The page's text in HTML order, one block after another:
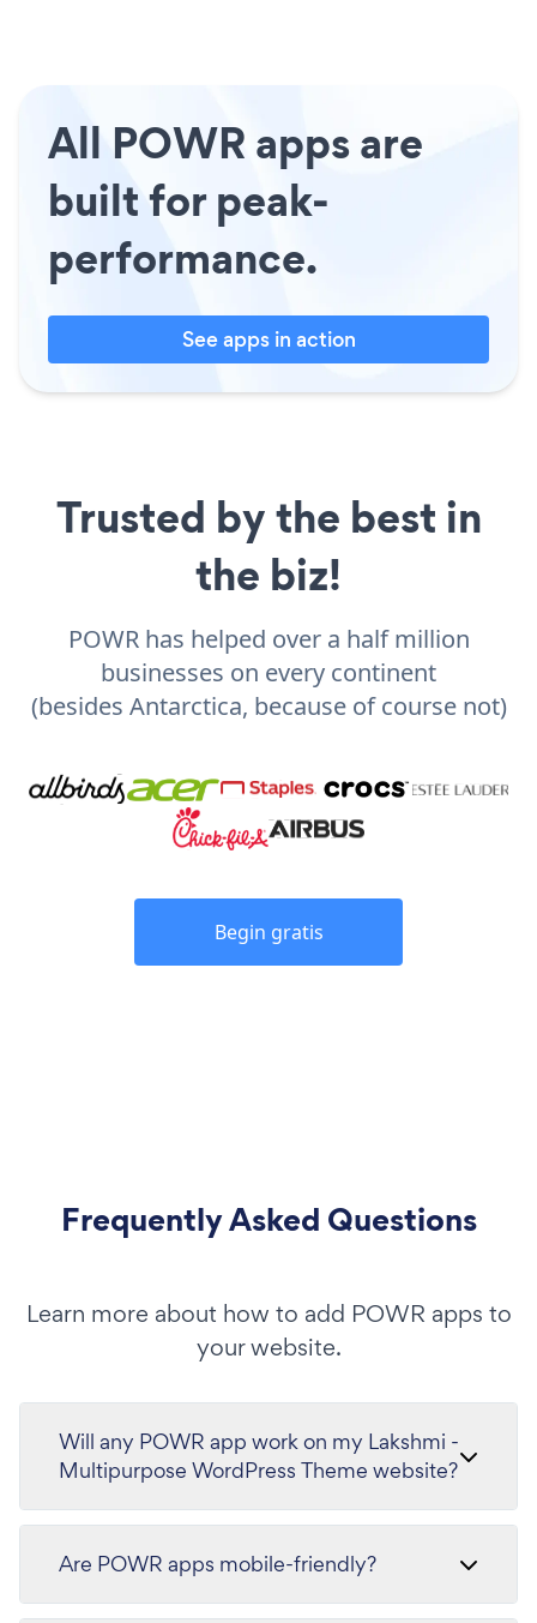
All POWR apps are
built for peak-
performance.
See apps in action
Trusted by the best in
the biz!
POWR has helped over a half million
businesses on every continent
(besides Antarctica, because of course not)
Begin gratis
Frequently Asked Questions
Learn more about how to add POWR apps to
your website.
Will any POWR app work on my Lakshmi -
Multipurpose WordPress Theme website?
Are POWR apps mobile-friendly?